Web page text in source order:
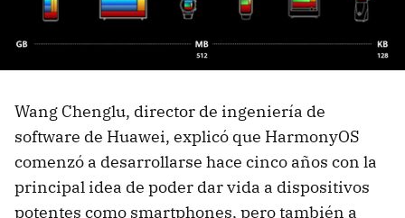
Wang Chenglu, director de ingeniería de
software de Huawei, explicó que HarmonyOS
comenzó a desarrollarse hace cinco años con la
principal idea de poder dar vida a dispositivos
potentes como smartphones, pero también a